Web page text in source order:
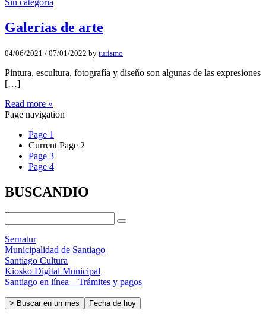
Sin categoría
Galerí­as de arte
04/06/2021 / 07/01/2022 by turismo
Pintura, escultura, fotografía y diseño son algunas de las expresiones
[…]
Read more »
Page navigation
Page 1
Current Page 2
Page 3
Page 4
BUSCANDIO
Sernatur
Municipalidad de Santiago
Santiago Cultura
Kiosko Digital Municipal
Santiago en línea – Trámites y pagos
> Buscar en un mes Fecha de hoy